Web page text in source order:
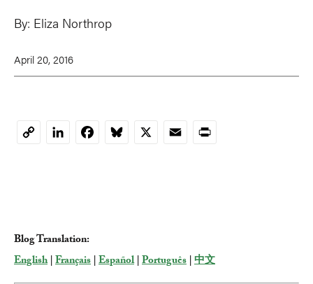
By: Eliza Northrop
April 20, 2016
CopyLinkedInFacebookBluesky
X EmailPrint
Blog Translation:
English|Français|Español|Português|中文